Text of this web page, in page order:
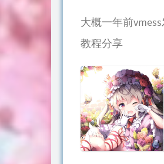
大概一年前
教程分享